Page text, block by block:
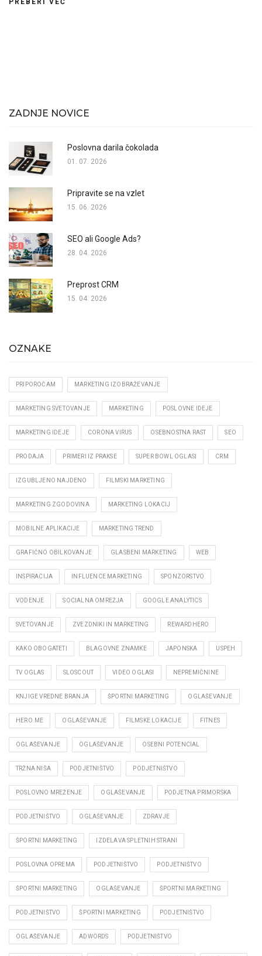
PREBERI VEČ
ZADNJE NOVICE
Poslovna darila čokolada
01. 07. 2026
Pripravite se na vzlet
15. 06. 2026
SEO ali Google Ads?
28. 04. 2026
Preprost CRM
15. 04. 2026
OZNAKE
PRIPOROČAM MARKETING IZOBRAŽEVANJE
MARKETING SVETOVANJE MARKETING POSLOVNE IDEJE
MARKETING IDEJE CORONA VIRUS OSEBNOSTNA RAST SEO
PRODAJA PRIMERI IZ PRAKSE SUPER BOWL OGLASI CRM
IZGUBLJENO NAJDENO FILMSKI MARKETING
MARKETING ZGODOVINA MARKETING LOKACIJ
MOBILNE APLIKACIJE MARKETING TREND
GRAFIČNO OBILKOVANJE GLASBENI MARKETING WEB
INSPIRACIJA INFLUENCE MARKETING SPONZORSTVO
VODENJE SOCIALNA OMREŽJA GOOGLE ANALYTICS
SVETOVANJE ZVEZDNIKI IN MARKETING REWARDHERO
KAKO OBOGATETI BLAGOVNE ZNAMKE JAPONSKA USPEH
TV OGLAS SLOSCOUT VIDEO OGLASI NEPREMIČNINE
KNJIGE VREDNE BRANJA ŠPORTNI MARKETING OGLAŠEVANJE
HERO.ME OGLAŠEVANJE FILMSKE LOKACIJE FITNES
OGLAŠEVANJE OGLAŠEVANJE OSEBNI POTENCIAL
TRŽNA NIŠA PODJETNIŠTVO PODJETNIŠTVO
POSLOVNO MREŽENJE OGLAŠEVANJE PODJETNA PRIMORSKA
PODJETNIŠTVO OGLAŠEVANJE ZDRAVJE
ŠPORTNI MARKETING IZDELAVA SPLETNIH STRANI
POSLOVNA OPREMA PODJETNIŠTVO PODJETNIŠTVO
ŠPORTNI MARKETING OGLAŠEVANJE ŠPORTNI MARKETING
PODJETNIŠTVO ŠPORTNI MARKETING PODJETNIŠTVO
OGLAŠEVANJE ADWORDS PODJETNIŠTVO